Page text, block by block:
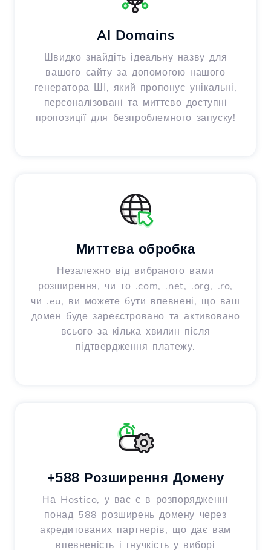
AI Domains
Швидко знайдіть ідеальну назву для
вашого сайту за допомогою нашого
генератора ШІ, який пропонує унікальні,
персоналізовані та миттєво доступні
пропозиції для безпроблемного запуску!
Миттєва обробка
Незалежно від вибраного вами
розширення, чи то .com, .net, .org, .ro,
чи .eu, ви можете бути впевнені, що ваш
домен буде зареєстровано та активовано
всього за кілька хвилин після
підтвердження платежу.
+588 Розширення Домену
На Hostico, у вас є в розпорядженні
понад 588 розширень домену через
акредитованих партнерів, що дає вам
впевненість і гнучкість у виборі